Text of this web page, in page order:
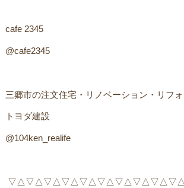
cafe 2345
@cafe2345
三郷市の注文住宅・リノベーション・リフ
トヨダ建設
@104ken_realife